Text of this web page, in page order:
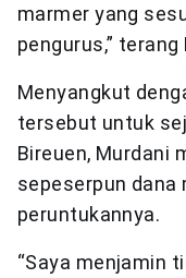
marmer yang
pengurus,” terang
Menyangkut
tersebut untuk
Bireuen, Murdani
sepeserpun dana
peruntukannya.
“Saya menjamin